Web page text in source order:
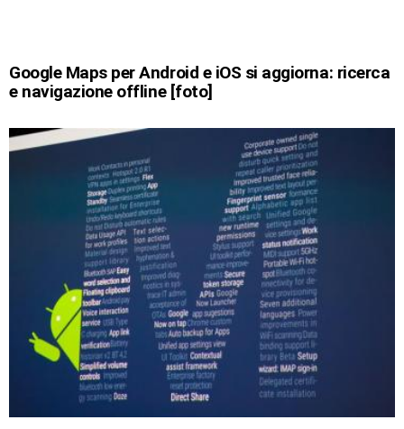
Google Maps per Android e iOS si aggiorna: ricerca
e navigazione offline [foto]